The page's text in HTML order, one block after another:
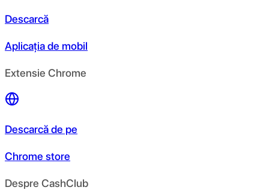
Descarcă
Aplicația de mobil
Extensie Chrome
Descarcă de pe
Chrome store
Despre CashClub